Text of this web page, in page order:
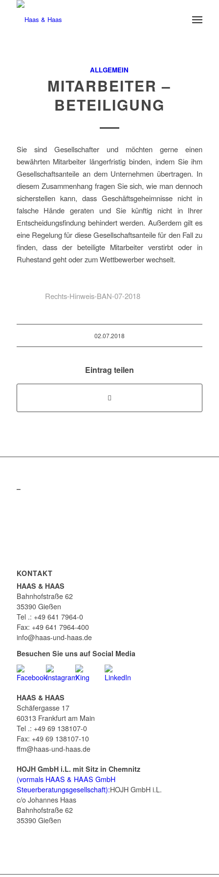
ALLGEMEIN
MITARBEITER –
BETEILIGUNG
Sie sind Gesellschafter und möchten gerne einen
bewährten Mitarbeiter längerfristig binden, indem Sie ihm
Gesellschaftsanteile an dem Unternehmen übertragen. In
diesem Zusammenhang fragen Sie sich, wie man dennoch
sicherstellen kann, dass Geschäftsgeheimnisse nicht in
falsche Hände geraten und Sie künftig nicht in Ihrer
Entscheidungsfindung behindert werden. Außerdem gilt es
eine Regelung für diese Gesellschaftsanteile für den Fall zu
finden, dass der beteiligte Mitarbeiter verstirbt oder in
Ruhestand geht oder zum Wettbewerber wechselt.
Rechts-Hinweis-BAN-07-2018
02.07.2018
Eintrag teilen
–
KONTAKT
HAAS & HAAS
Bahnhofstraße 62
35390 Gießen
Tel .: +49 641 7964-0
Fax: +49 641 7964-400
info@haas-und-haas.de
Besuchen Sie uns auf Social Media
HAAS & HAAS
Schäfergasse 17
60313 Frankfurt am Main
Tel .: +49 69 138107-0
Fax: +49 69 138107-10
ffm@haas-und-haas.de
HOJH GmbH i.L. mit Sitz in Chemnitz
(vormals HAAS & HAAS GmbH
Steuerberatungsgesellschaft):HOJH GmbH i.L.
c/o Johannes Haas
Bahnhofstraße 62
35390 Gießen